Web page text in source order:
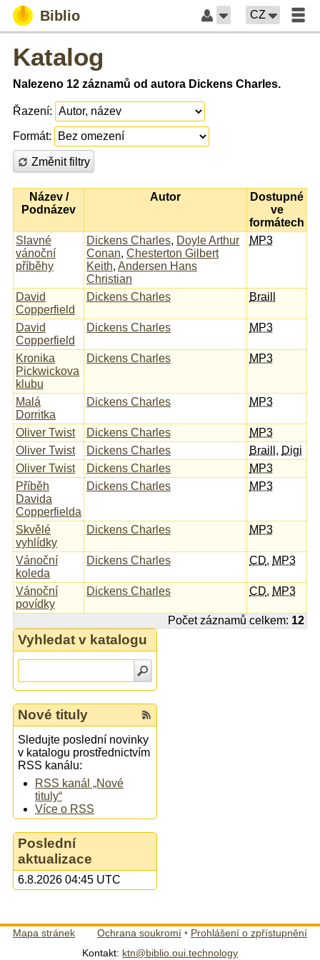
Biblio CZ
Katalog
Nalezeno 12 záznamů od autora Dickens Charles.
Řazení:
Formát:
Změnit filtry
Název /
Podnázev
Autor
Dostupné
ve
formátech
Slavné
vánoční
příběhy
Dickens Charles, Doyle Arthur
Conan, Chesterton Gilbert
Keith, Andersen Hans
Christian
MP3
David
Copperfield
Dickens Charles Braill
David
Copperfield
Dickens Charles MP3
Kronika
Pickwickova
klubu
Dickens Charles MP3
Malá
Dorritka
Dickens Charles MP3
Oliver Twist Dickens Charles
MP3
Oliver Twist
Dickens Charles Braill , Digi
Oliver Twist
Dickens Charles
MP3
Příběh
Davida
Copperfielda
Dickens Charles MP3
Skvělé
vyhlídky
Dickens Charles MP3
Vánoční
koleda
Dickens Charles CD, MP3
Vánoční
povídky
Dickens Charles CD, MP3
Počet záznamů celkem: 12
Vyhledat v katalogu
Nové tituly
Sledujte poslední novinky
v katalogu prostřednictvím
RSS kanálu:
RSS kanál „Nové
tituly“
Více o RSS
Poslední
aktualizace
6.8.2026 04:45 UTC
Mapa stránek Ochrana soukromí • Prohlášení o zpřístupnění
Kontakt: ktn@biblio.oui.technology